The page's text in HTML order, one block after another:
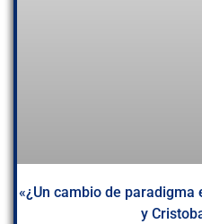
«¿Un cambio de paradigma
y